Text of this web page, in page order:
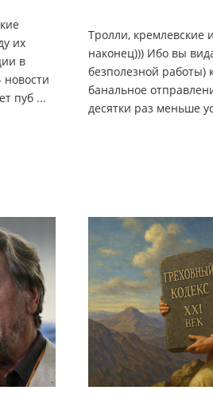
их
в
пуб ...
Тролли, кремлевские
наконец))) Ибо вы
безполезной работы)
банальное
десятки раз меньше